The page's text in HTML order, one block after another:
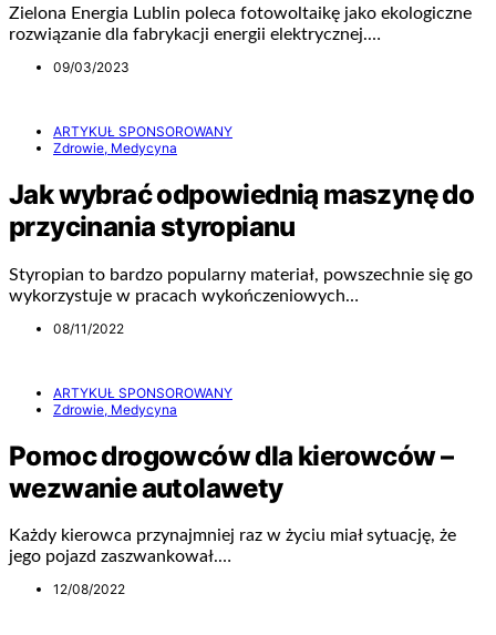
Zielona Energia Lublin poleca fotowoltaikę jako ekologiczne
rozwiązanie dla fabrykacji energii elektrycznej.…
09/03/2023
ARTYKUŁ SPONSOROWANY
Zdrowie, Medycyna
Jak wybrać odpowiednią maszynę do
przycinania styropianu
Styropian to bardzo popularny materiał, powszechnie się go
wykorzystuje w pracach wykończeniowych…
08/11/2022
ARTYKUŁ SPONSOROWANY
Zdrowie, Medycyna
Pomoc drogowców dla kierowców –
wezwanie autolawety
Każdy kierowca przynajmniej raz w życiu miał sytuację, że
jego pojazd zaszwankował.…
12/08/2022